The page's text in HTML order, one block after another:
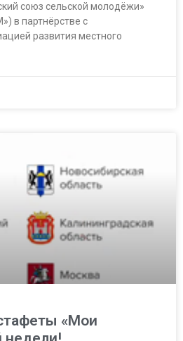
союз сельской молодёжи»
в партнёрстве с
развития местного
«Мои